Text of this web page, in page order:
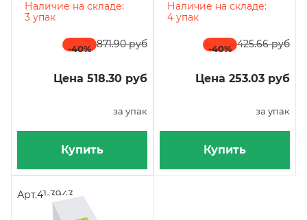
100л/уп *1/10
Наличие на складе:
3 упак
-40% 871.90 руб
Цена 518.30 руб
за упак
Купить
картонные 230г/м²,
глянцевые, белые, 100
штук
Наличие на складе:
4 упак
-40% 425.66 руб
Цена 253.03 руб
за упак
Купить
Арт.41-3943